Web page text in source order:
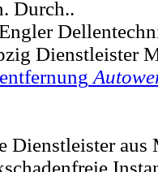
Durch..
Dienstleister
Dienstleister